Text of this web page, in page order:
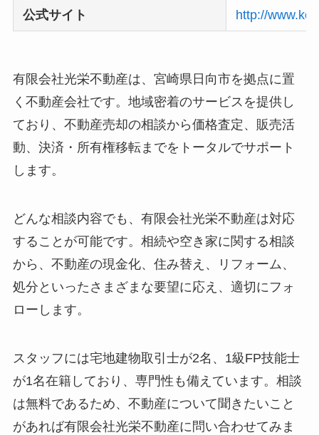
公式サイト http://
有限会社光栄不動産は、宮崎県日向市を拠点に置
く不動産会社です。地域密着のサービスを提供し
ており、不動産売却の相談から価格査定、販売活
動、決済・所有権移転までをトータルでサポート
します。
どんな相談内容でも、有限会社光栄不動産は対応
することが可能です。相続や空き家に関する相談
から、不動産の現金化、住み替え、リフォーム、
処分といったさまざまな要望に応え、適切にフォ
ローします。
スタッフには宅地建物取引士が2名、1級FP技能士
が1名在籍しており、専門性も備えています。相談
は無料であるため、不動産について聞きたいこと
があれば有限会社光栄不動産に問い合わせてみま